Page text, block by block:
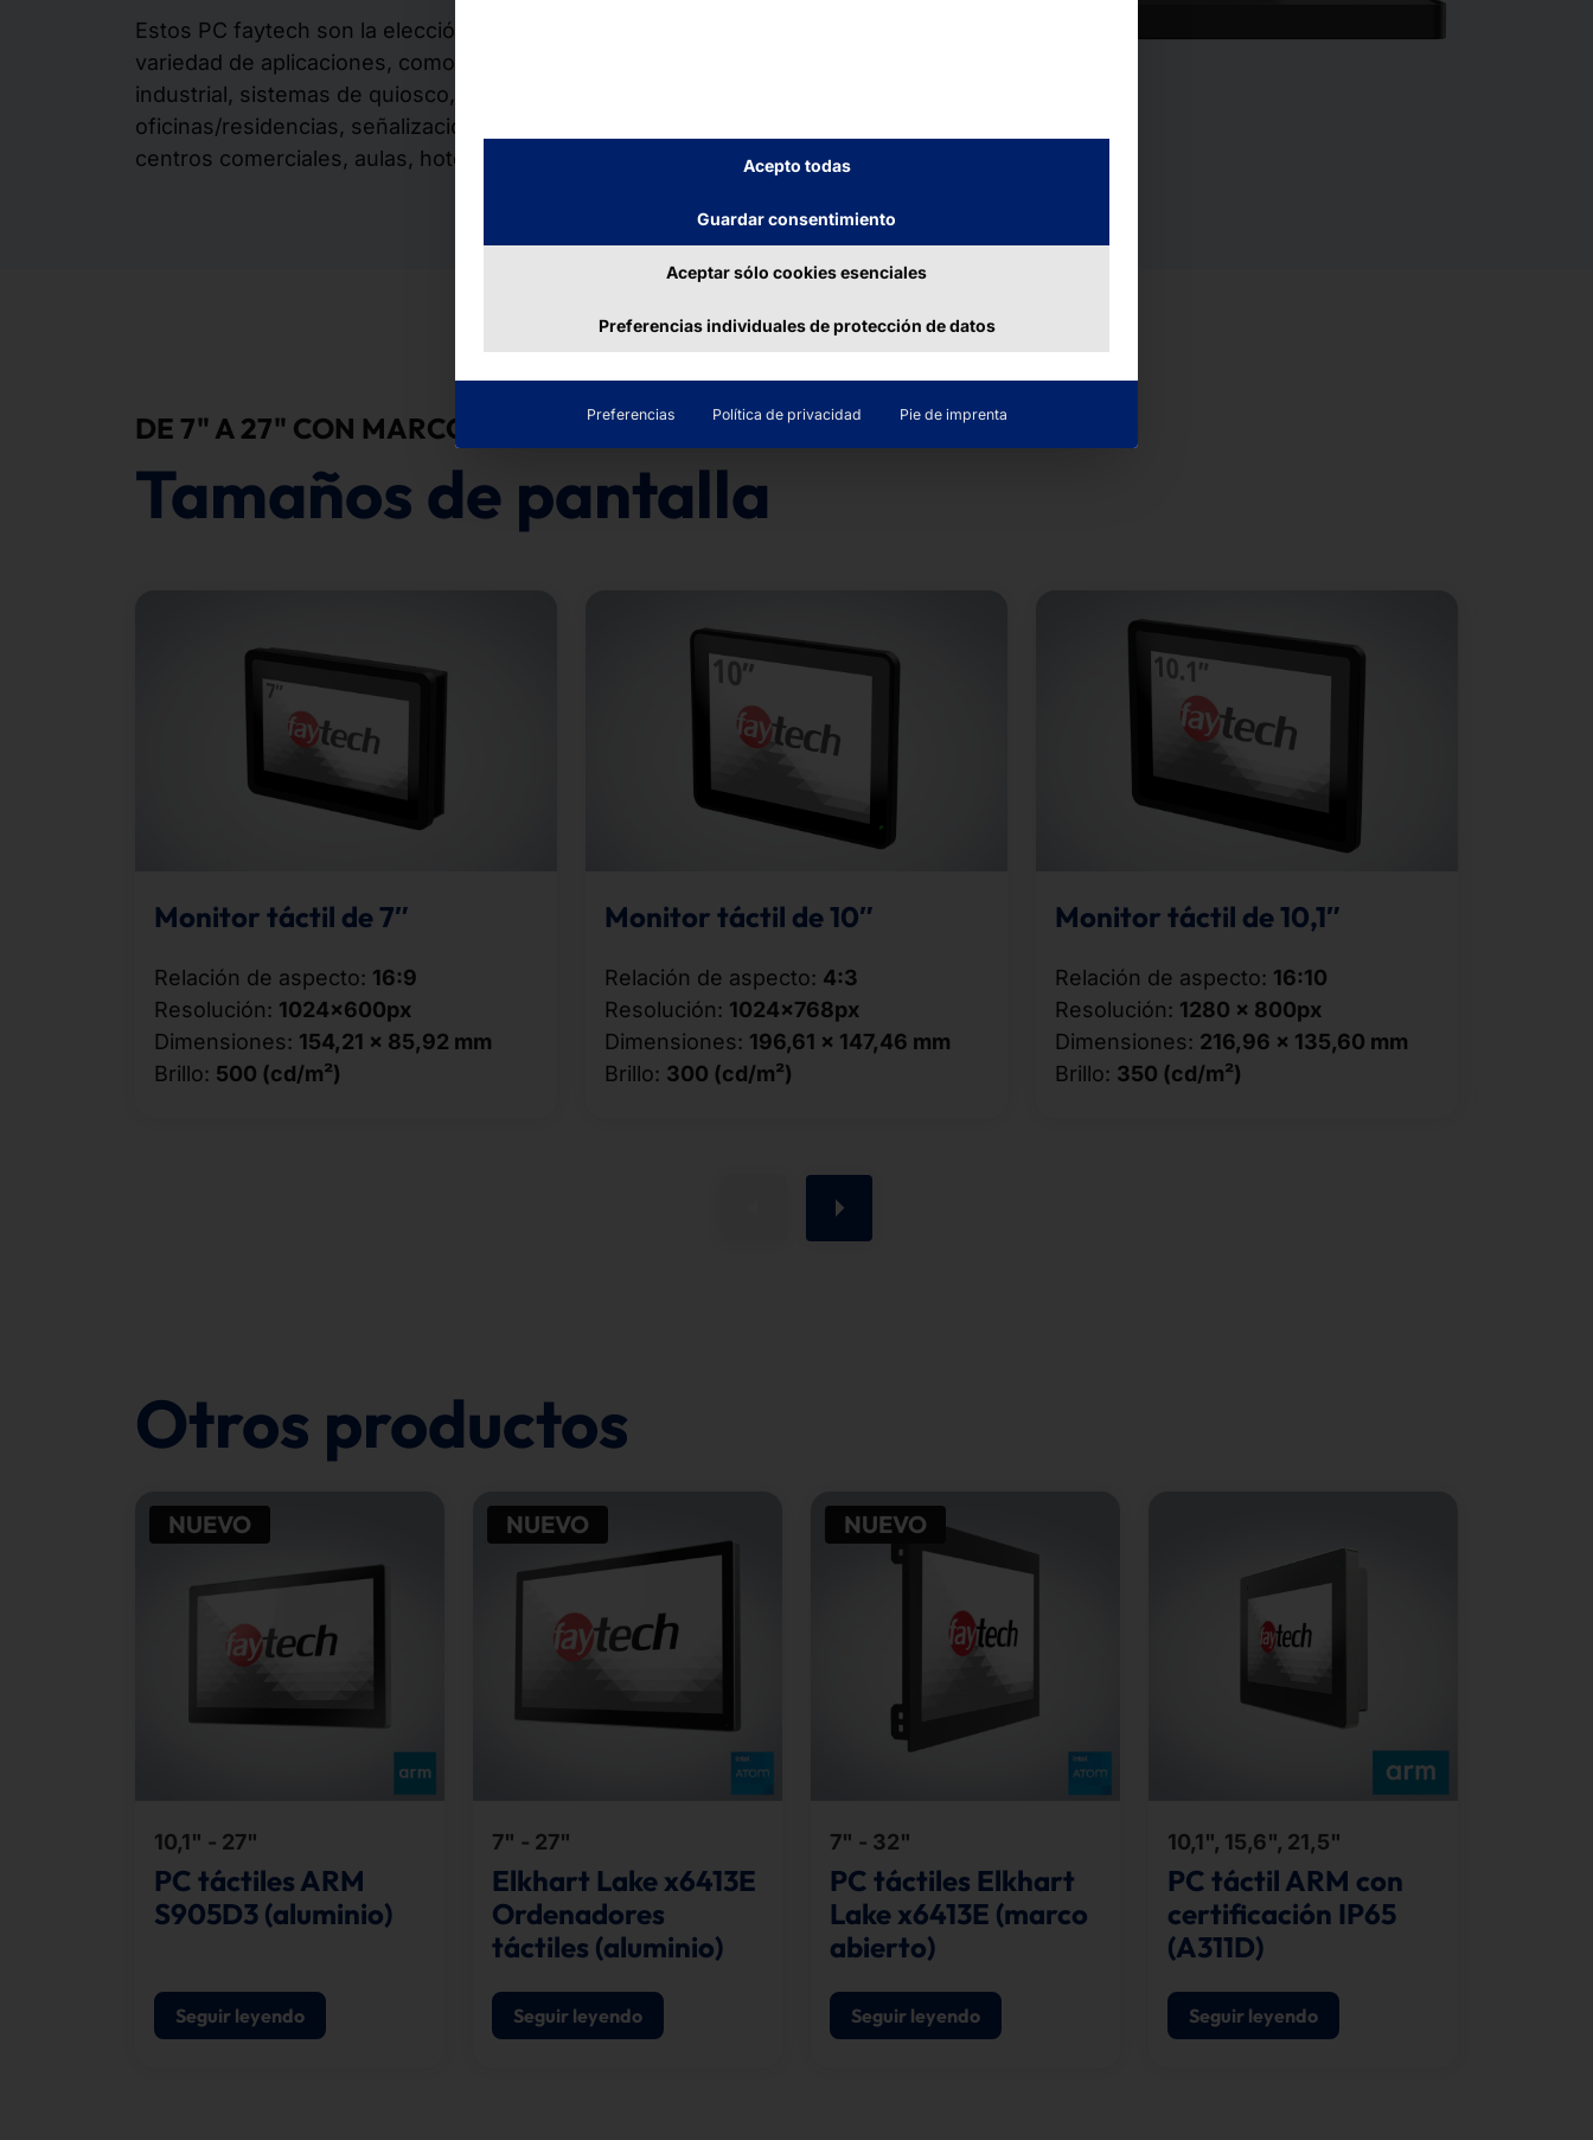
Estos PC faytech son la elección perfecta para una gran
variedad de aplicaciones, como POS, paneles de control
industrial, sistemas de quiosco, automatización de
oficinas/residencias, señalización digital y en áreas como
centros comerciales, aulas, hoteles y muchas más.
DE 7" A 27" CON MARCO DE GOMA
Tamaños de pantalla
Monitor táctil de 7″
Relación de aspecto: 16:9
Resolución: 1024x600px
Dimensiones: 154,21 × 85,92 mm
Brillo: 500 (cd/m²)
Monitor táctil de 10″
Relación de aspecto: 4:3
Resolución: 1024x768px
Dimensiones: 196,61 × 147,46 mm
Brillo: 300 (cd/m²)
Monitor táctil de 10,1″
Relación de aspecto: 16:10
Resolución: 1280 × 800px
Dimensiones: 216,96 × 135,60 mm
Brillo: 350 (cd/m²)
Otros productos
NUEVO
10,1" - 27"
PC táctiles ARM
S905D3 (aluminio)
Seguir leyendo
NUEVO
7" - 27"
Elkhart Lake x6413E
Ordenadores
táctiles (aluminio)
Seguir leyendo
NUEVO
7" - 32"
PC táctiles Elkhart
Lake x6413E (marco
abierto)
Seguir leyendo
10,1", 15,6", 21,5"
PC táctil ARM con
certificación IP65
(A311D)
Seguir leyendo
Acepto todas
Guardar consentimiento
Aceptar sólo cookies esenciales
Preferencias individuales de protección de datos
Preferencias Política de privacidad Pie de imprenta